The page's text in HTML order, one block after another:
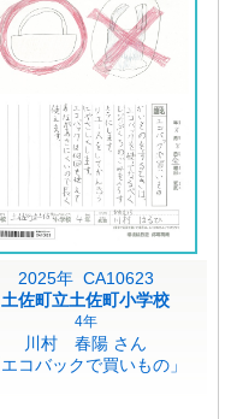
2025年 CA10623
土佐町立土佐町小学校
4年
川村 春陽 さん
エコバックで買いもの」